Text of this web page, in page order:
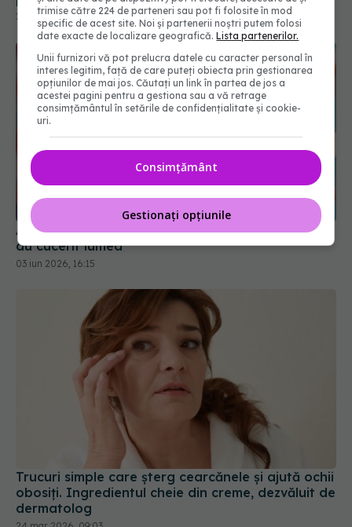
Adevăratul motiv pentru care cremele coreene
au cucerit lumea
03 iun 2026, 16:15
Trucuri simple care șterg cearcănele și ajută ochii
obosiți. Ingredientul cheie din creme, dezvăluit de
24 mar 2026, 09:03
trimise către 224 de parteneri sau pot fi folosite în mod
specific de acest site. Noi și partenerii noștri putem folosi
date exacte de localizare geografică.Lista partenerilor.
Unii furnizori vă pot prelucra datele cu caracter personal în
interes legitim, față de care puteți obiecta prin gestionarea
opțiunilor de mai jos. Căutați un link în partea de jos a
acestei pagini pentru a gestiona sau a vă retrage
consimțământul în setările de confidențialitate și cookie-
uri.
Consimțământ
Gestionați opțiunile